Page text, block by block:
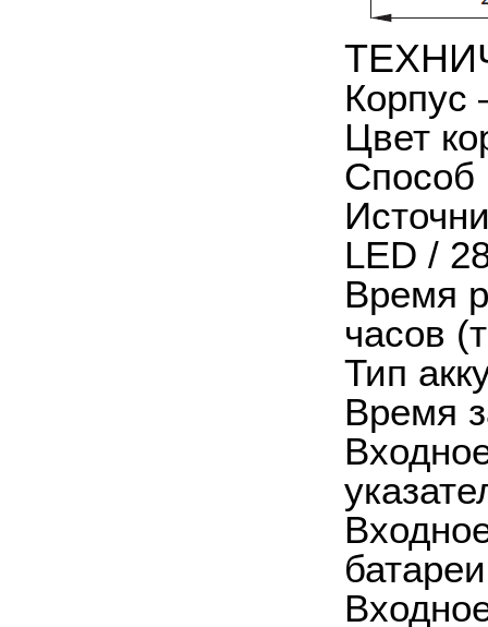
Корпус
Цвет
Способ
LED /
Время
часов
Тип
Время